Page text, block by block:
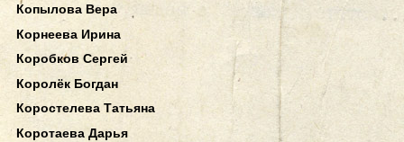
Копылова Вера
Корнеева Ирина
Коробков Сергей
Королёк Богдан
Коростелева Татьяна
Коротаева Дарья